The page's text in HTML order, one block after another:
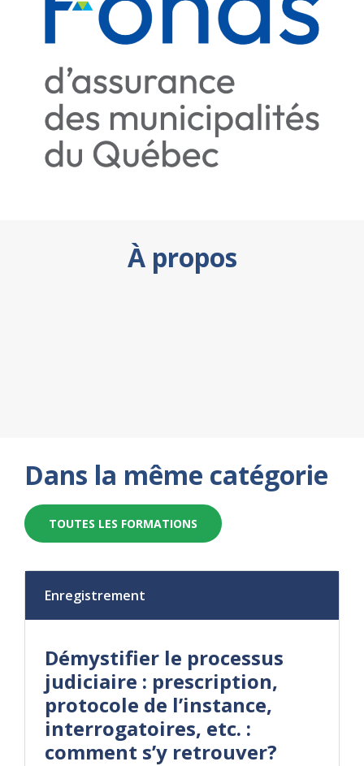
À propos
Dans la même catégorie
TOUTES LES FORMATIONS
Enregistrement
Démystifier le processus
judiciaire : prescription,
protocole de l’instance,
interrogatoires, etc. :
comment s’y retrouver?